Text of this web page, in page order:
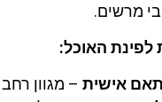
מרשים.
לפינת האוכל:
אישית – מגוון